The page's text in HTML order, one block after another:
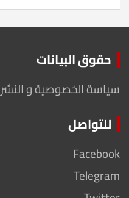
حقوق البيانات
سياسة الخصوصية و النشر
للتواصل
Facebook
Telegram